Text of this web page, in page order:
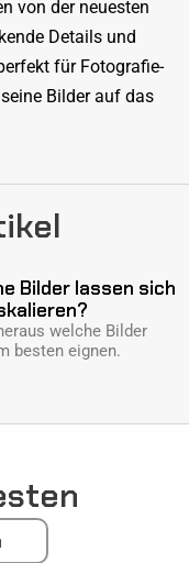
von der neuesten
Details und
für Fotografie-
Bilder auf das
Bilder lassen sich
welche Bilder
besten eignen.